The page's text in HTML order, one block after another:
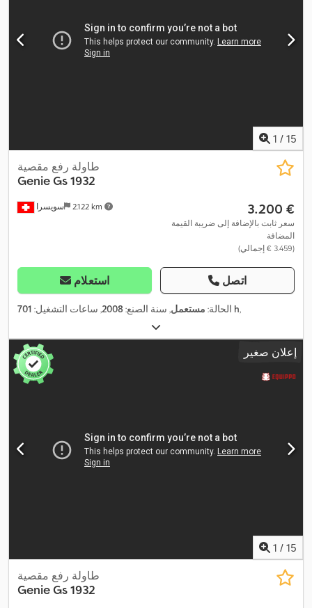
1 / 15
سويسرا 2.122 km
طاولة رفع مقصية
GenieGs 1932
‏3.200 €
سعر ثابت بالإضافة إلى ضريبة القيمة
المضافة
(‏3.459 € إجمالي)
استعلام اتصل
الحالة: مستعمل, سنة الصنع:2008, ساعات التشغيل: 701 h,
إعلان صغير
1 / 15
طاولة رفع مقصية
GenieGs 1932